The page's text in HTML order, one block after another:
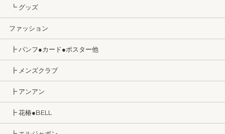
┗ グッズ
ファッション
┣ パンフ●カード●ポスター他
┣ メンズクラブ
┣ アンアン
┣ 花椿●BELL